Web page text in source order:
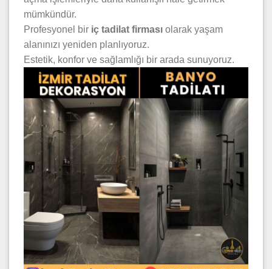
mümkündür.
Profesyonel bir iç tadilat firması olarak yaşam
alanınızı yeniden planlıyoruz.
Estetik, konfor ve sağlamlığı bir arada sunuyoruz.